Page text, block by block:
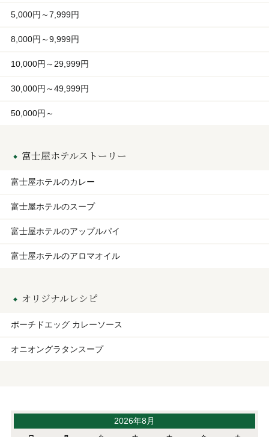
5,000円～7,999円
8,000円～9,999円
10,000円～29,999円
30,000円～49,999円
50,000円～
富士屋ホテルストーリー
富士屋ホテルのカレー
富士屋ホテルのスープ
富士屋ホテルのアップルパイ
富士屋ホテルのアロマオイル
オリジナルレシピ
ポーチドエッグ カレーソース
オニオングラタンスープ
2026年8月